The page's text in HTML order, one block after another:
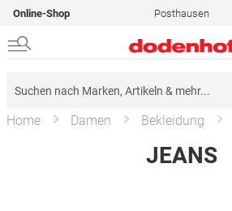
Online-Shop Posthausen
Home Damen Bekleidung
JEANS